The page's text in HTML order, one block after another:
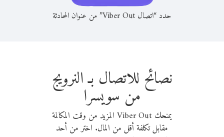
حدد “اتصال Viber Out” من عنوان المحادثة
نصائح للاتصال بـ النرويج
من سويسرا
يمنحك Viber Out المزيد من وقت المكالمة
مقابل تكلفة أقل من المال. اختر من أحد